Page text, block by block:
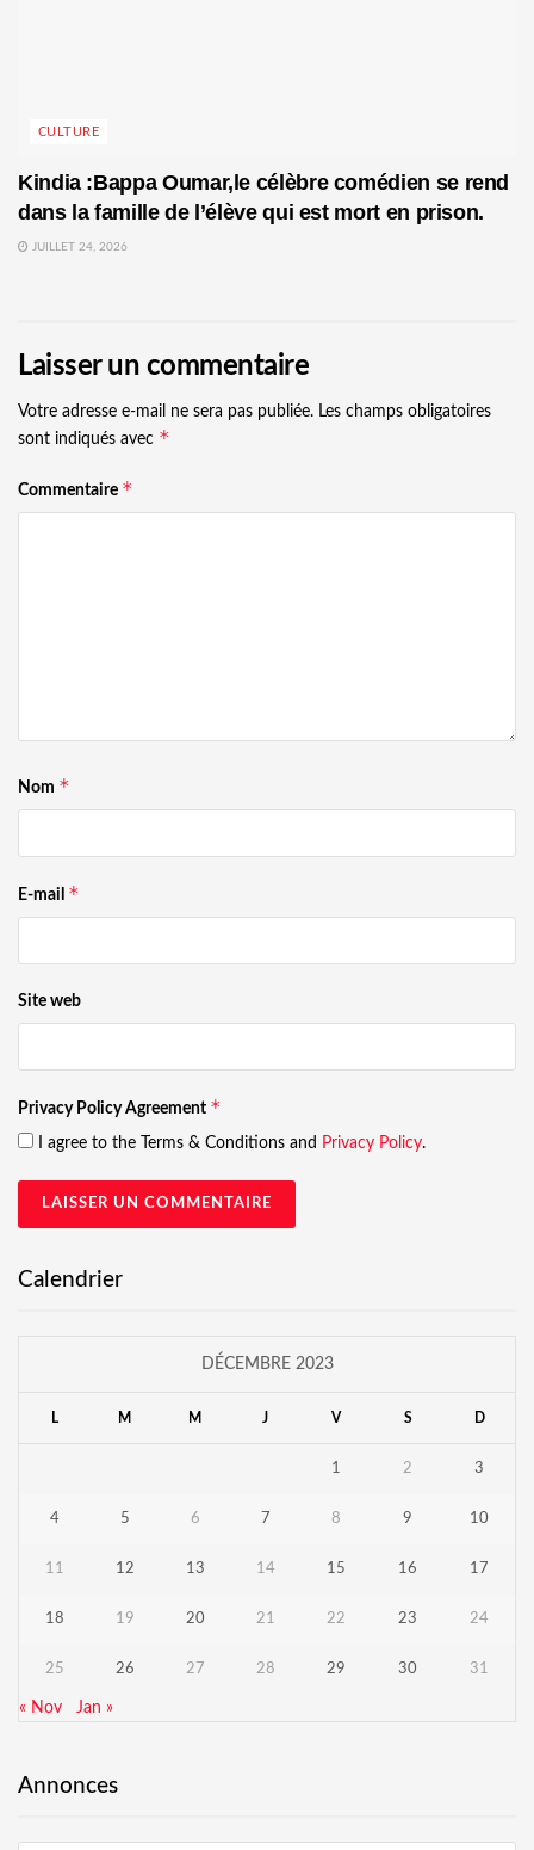
CULTURE
Kindia :Bappa Oumar,le célèbre comédien se rend
dans la famille de l’élève qui est mort en prison.
JUILLET 24, 2026
Laisser un commentaire
Votre adresse e-mail ne sera pas publiée. Les champs obligatoires
sont indiqués avec *
Commentaire *
Nom *
E-mail *
Site web
Privacy Policy Agreement *
I agree to the Terms & Conditions and Privacy Policy.
Calendrier
DÉCEMBRE 2023
L M M J V S D
1 2 3
4 5 6 7 8 9 10
11 12 13 14 15 16 17
18 19 20 21 22 23 24
25 26 27 28 29 30 31
« Nov Jan »
Annonces